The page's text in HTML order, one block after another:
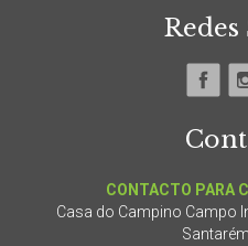
Redes
CONTACTO PARA
Casa do Campino Campo